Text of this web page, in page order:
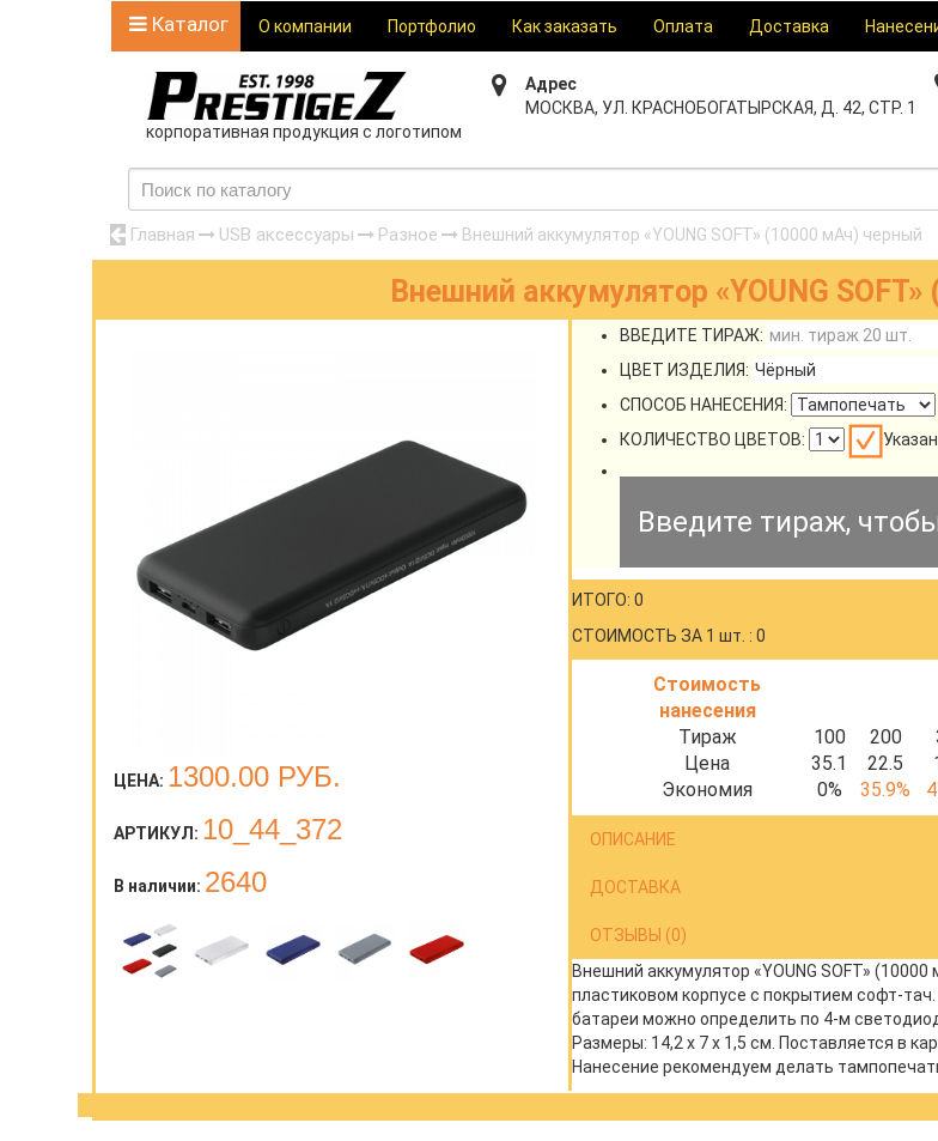
Каталог О компании Портфолио Как заказать Оплата Доставка
корпоративная продукция с логотипом
Адрес
МОСКВА, УЛ. КРАСНОБОГАТЫРСКАЯ, Д. 42, СТР. 1
Главная USB аксессуары Разное Внешний аккумулятор «YOUNG SOFT» (10000 мАч) черный
Внешний аккумулятор «YOUNG
ЦЕНА: 1300.00 РУБ.
АРТИКУЛ: 10_44_372
В наличии: 2640
ВВЕДИТЕ ТИРАЖ:
ЦВЕТ ИЗДЕЛИЯ:
СПОСОБ НАНЕСЕНИЯ:
КОЛИЧЕСТВО ЦВЕТОВ:
Указан
Введите тираж,
ИТОГО: 0
СТОИМОСТЬ ЗА 1 шт. : 0
Стоимость
нанесения
Тираж
100 200
Цена
35.1 22.5
Экономия
0% 35.9%
ОПИСАНИЕ
ДОСТАВКА
ОТЗЫВЫ (0)
Внешний аккумулятор «YOUNG SOFT»
пластиковом корпусе с покрытием софт-
батареи можно определить по 4-м
Размеры: 14,2 x 7 x 1,5 см. Поставляется в
Нанесение рекомендуем делать